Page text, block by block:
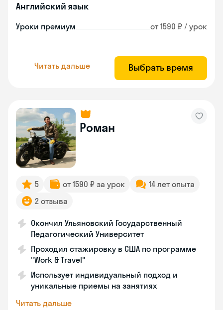
Английский язык
Уроки премиум от 1590 ₽ / урок
Читать дальше Выбрать время
Роман
5 от 1590 ₽ за урок
14 лет опыта
2 отзыва
Окончил Ульяновский Государственный
Педагогический Университет
Проходил стажировку в США по программе
"Work & Travel"
Использует индивидуальный подход и
уникальные приемы на занятиях
Читать дальше